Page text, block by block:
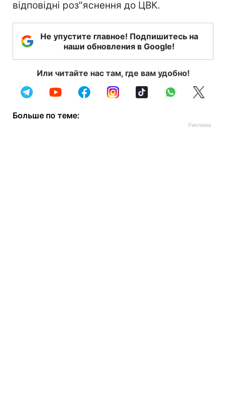
відповідні роз"яснення до ЦВК.
Не упустите главное! Подпишитесь на
наши обновления в Google!
Или читайте нас там, где вам удобно!
Больше по теме: